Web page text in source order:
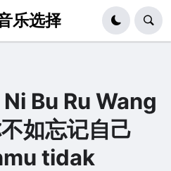
乐选择
Bu Ru Wang
如忘记自己
tidak